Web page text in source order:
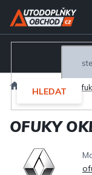
Přejít
obsah
HLEDAT
Exteriér
OFUKY